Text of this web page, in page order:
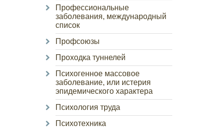
Профессиональные
заболевания, международный
список
Профсоюзы
Проходка туннелей
Психогенное массовое
заболевание, или истерия
эпидемического характера
Психология труда
Психотехника